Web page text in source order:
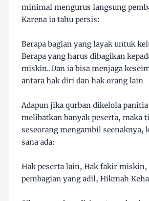
minimal mengurus langsung
Karena ia tahu persis:
Berapa bagian yang layak untuk
Berapa yang harus dibagikan
miskin..Dan ia bisa menjaga
antara hak diri dan hak orang lain
Adapun jika qurban dikelola
melibatkan banyak peserta, maka
seseorang mengambil seenaknya,
sana ada:
Hak peserta lain, Hak fakir miskin,
pembagian yang adil, Hikmah